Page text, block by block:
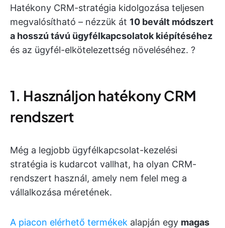
Hatékony CRM-stratégia kidolgozása teljesen
megvalósítható – nézzük át 10 bevált módszert
a hosszú távú ügyfélkapcsolatok kiépítéséhez
és az ügyfél-elkötelezettség növeléséhez. ?
1. Használjon hatékony CRM
rendszert
Még a legjobb ügyfélkapcsolat-kezelési
stratégia is kudarcot vallhat, ha olyan CRM-
rendszert használ, amely nem felel meg a
vállalkozása méretének.
A piacon elérhető termékek alapján egy magas